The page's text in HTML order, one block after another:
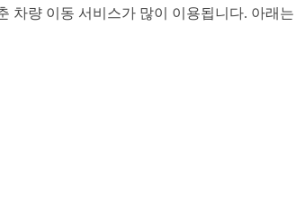
차량 이동 서비스가 많이 이용됩니다. 아래는